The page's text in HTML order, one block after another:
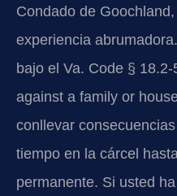
Condado de
experiencia
bajo el Va. Code §
against a family or
conllevar
tiempo en la cárcel
permanente. Si usted